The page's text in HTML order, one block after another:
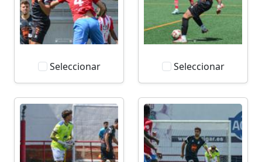
Seleccionar Seleccionar